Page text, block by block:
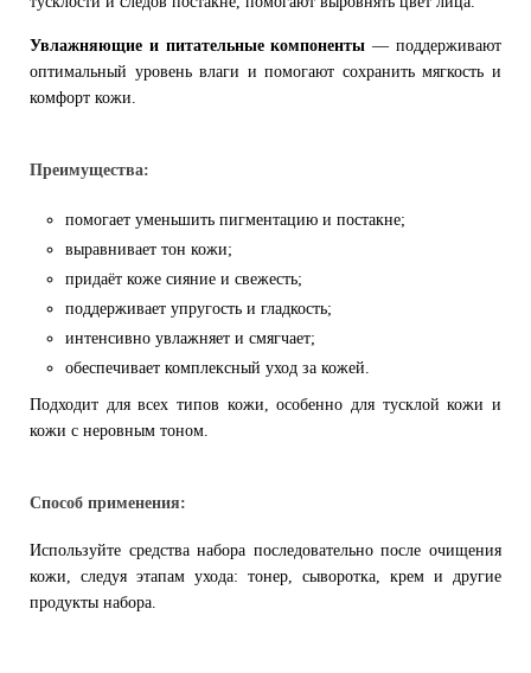
Увлажняющие и питательные компоненты — поддерживают
оптимальный уровень влаги и помогают сохранить мягкость и
комфорт кожи.
Преимущества:
помогает уменьшить пигментацию и постакне;
выравнивает тон кожи;
придаёт коже сияние и свежесть;
поддерживает упругость и гладкость;
интенсивно увлажняет и смягчает;
обеспечивает комплексный уход за кожей.
Подходит для всех типов кожи, особенно для тусклой кожи и
кожи с неровным тоном.
Способ применения:
Используйте средства набора последовательно после очищения
кожи, следуя этапам ухода: тонер, сыворотка, крем и другие
продукты набора.